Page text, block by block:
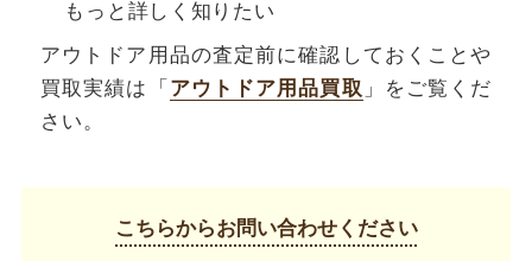
もっと詳しく知りたい
アウトドア用品の査定前に確認しておくことや
買取実績は「 アウトドア用品買取 」をご覧くだ
さい。
こちらからお問い合わせください